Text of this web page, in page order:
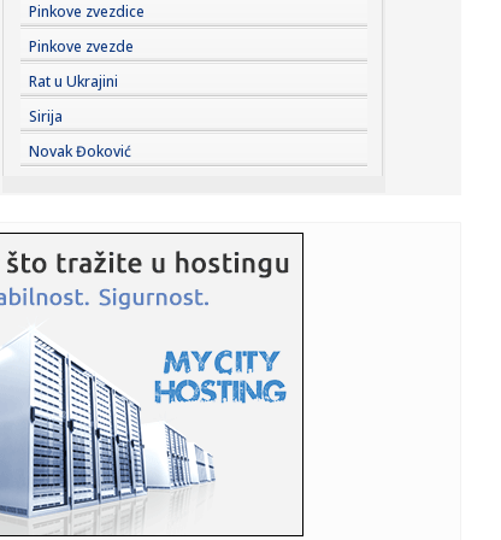
12:18:Fonseka: "Novače, šalio sam se"
12:10:Како кућни љубимци подстичу ...
12:10:Ustavobranitelji: Saopštenje Tužilaštva je opstrukcija
istine ...
12:05: VIDEO: Test Nissan Micra
12:03:
12:00:BMW krenuo u novu eru: Ovaj model stiže kao ozbiljna
pretnja Tes...
12:00:Senat SAD izglasao najdrastičniji paket sankcija za Rusiju:
Tram...
11:56:Oglasio se MUP: Građanima Srbije upućen apel
Pinkove zvezdice
Pinkove zvezde
Rat u Ukrajini
Sirija
Novak Đoković